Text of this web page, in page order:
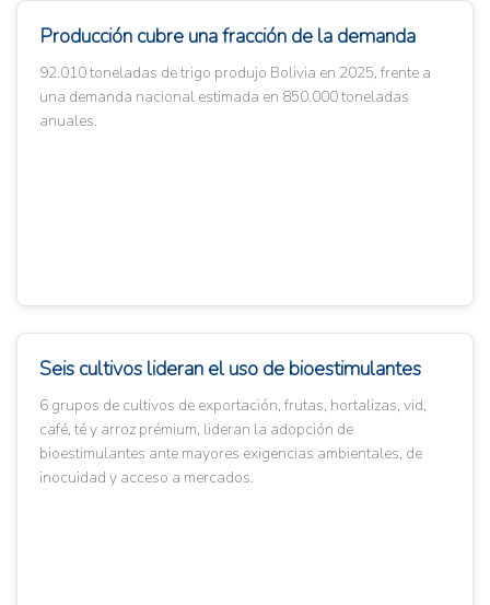
Producción cubre una fracción de la demanda
92.010 toneladas de trigo produjo Bolivia en 2025, frente a
una demanda nacional estimada en 850.000 toneladas
anuales.
Seis cultivos lideran el uso de bioestimulantes
6 grupos de cultivos de exportación, frutas, hortalizas, vid,
café, té y arroz prémium, lideran la adopción de
bioestimulantes ante mayores exigencias ambientales, de
inocuidad y acceso a mercados.